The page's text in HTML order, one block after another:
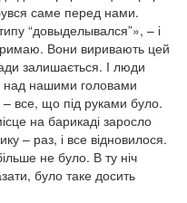
саме перед нами.
“довыделывался”», – і
Вони виривають цей
залишається. І люди
нашими головами
все, що під руками було.
на барикаді заросло
– раз, і все відновилося.
не було. В ту ніч
було таке досить